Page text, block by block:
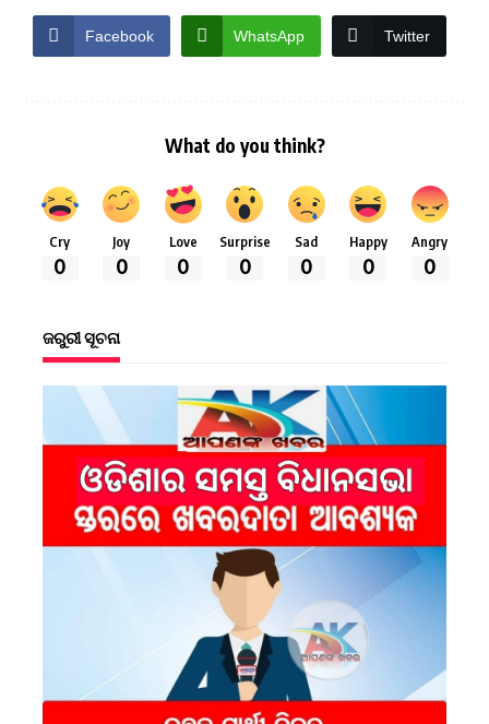
Facebook WhatsApp Twitter
What do you think?
Cry
0
Joy
0
Love
0
Surprise
0
Sad
0
Happy
0
Angry
0
ଜରୁରୀ ସୂଚନା